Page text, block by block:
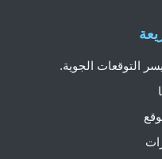
التوقعات الجوية.